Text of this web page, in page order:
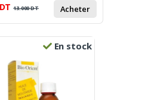
DT 13.000DT Acheter
En stock